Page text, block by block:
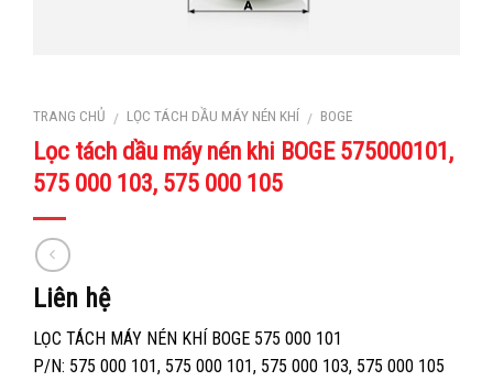
TRANG CHỦ / LỌC TÁCH DẦU MÁY NÉN KHÍ / BOGE
Lọc tách dầu máy nén khi BOGE 575000101,
575 000 103, 575 000 105
Liên hệ
LỌC TÁCH MÁY NÉN KHÍ BOGE 575 000 101
P/N: 575 000 101, 575 000 101, 575 000 103, 575 000 105